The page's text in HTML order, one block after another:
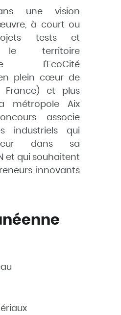
une vision
à court ou
tests et
le territoire
l’EcoCité
plein cœur de
France) et plus
métropole Aix
associe
industrielsqui
dans sa
et qui souhaitent
innovants